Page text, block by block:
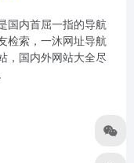
国内首屈一指的导航
检索，一沐网址导航
，国内外网站大全尽